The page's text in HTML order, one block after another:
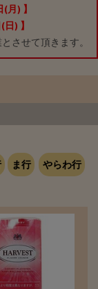
月) 】
) 】
させて頂きます。
ま行 やらわ行